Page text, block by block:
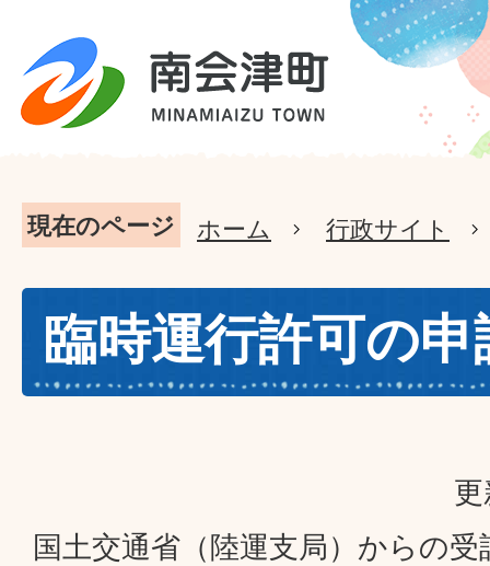
現在のページ ホーム 行政サイト
臨時運行許可の申
国土交通省（陸運支局）からの